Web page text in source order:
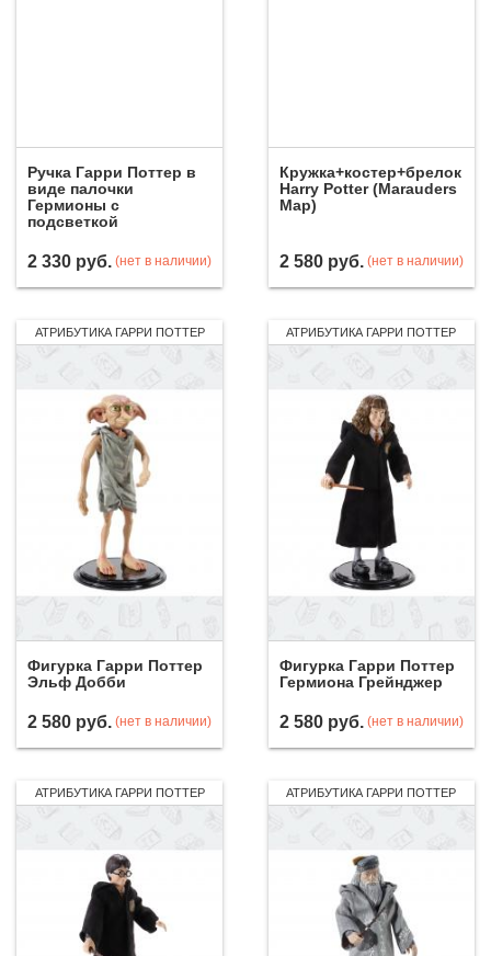
Ручка Гарри Поттер в
виде палочки
Гермионы с
подсветкой
2 330 руб. (нет в наличии)
Кружка+костер+брелок
Harry Potter (Marauders
Map)
2 580 руб. (нет в наличии)
АТРИБУТИКА ГАРРИ ПОТТЕР
Фигурка Гарри Поттер
Эльф Добби
2 580 руб. (нет в наличии)
АТРИБУТИКА ГАРРИ ПОТТЕР
Фигурка Гарри Поттер
Гермиона Грейнджер
2 580 руб. (нет в наличии)
АТРИБУТИКА ГАРРИ ПОТТЕР АТРИБУТИКА ГАРРИ ПОТТЕР